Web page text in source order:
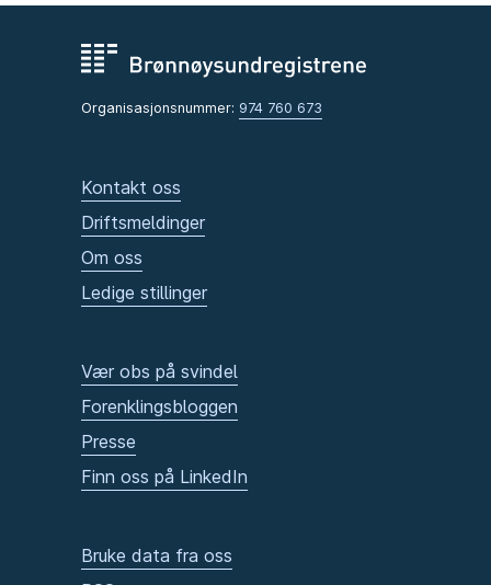
Organisasjonsnummer: 974 760 673
Kontakt oss
Driftsmeldinger
Om oss
Ledige stillinger
Vær obs på svindel
Forenklingsbloggen
Presse
Finn oss på LinkedIn
Bruke data fra oss